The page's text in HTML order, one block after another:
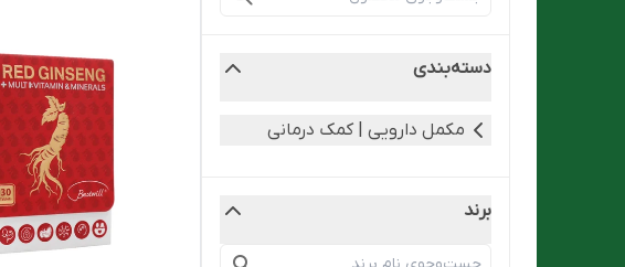
دسته‌بندی
مکمل دارویی | کمک درمانی
برند